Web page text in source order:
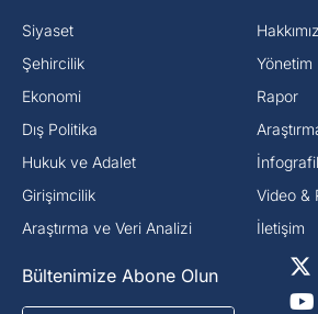
Siyaset
⁠Şehircilik
Ekonomi
Dış Politika
⁠Hukuk ve Adalet
Girişimcilik
Araştırma ve Veri Analizi
Yönetim
Rapor
Video &
İletişim
Bültenimize Abone Olun